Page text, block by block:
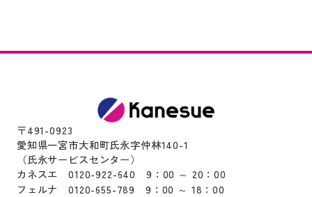
〒491-0923
愛知県一宮市大和町氏永字仲林140-1
（氏永サービスセンター）
カネスエ 0120-922-640 9：00 ～ 20：00
フェルナ 0120-655-789 9：00 ～ 18：00